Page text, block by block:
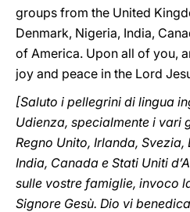
groups from the United
Denmark, Nigeria, India,
of America. Upon all of you,
joy and peace in the Lord
[Saluto i pellegrini di lingua
Udienza, specialmente i vari
Regno Unito, Irlanda,
India, Canada e Stati Uniti
sulle vostre famiglie, invoco
Signore Gesù. Dio vi